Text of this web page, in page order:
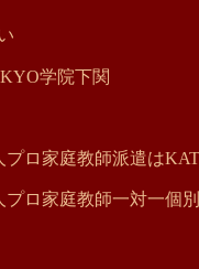
学院下関
ロ家庭教師派遣は
ロ家庭教師一対一個